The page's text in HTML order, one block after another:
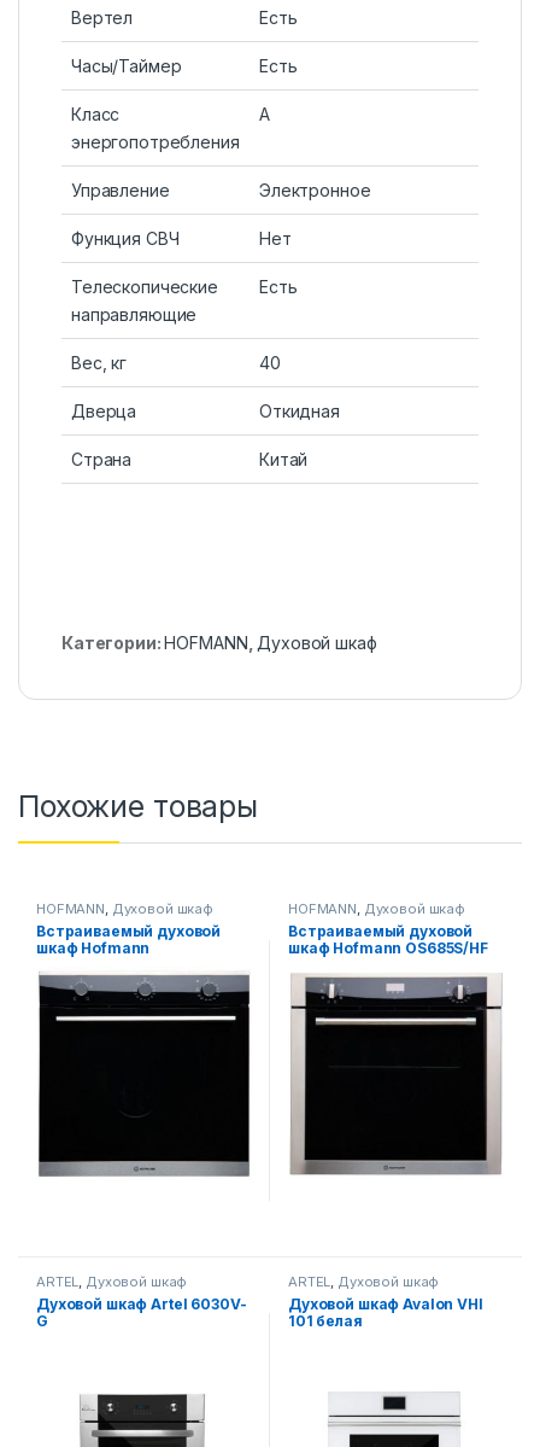
Вертел Есть
Часы/Таймер Есть
Класс
энергопотребления
A
Управление Электронное
Функция СВЧ Нет
Телескопические
направляющие
Есть
Вес, кг 40
Дверца Откидная
Страна Китай
Категории:HOFMANN Духовой шкаф
Похожие товары
HOFMANN, Духовой шкаф
Встраиваемый духовой
шкаф Hofmann
HOFMANN, Духовой шкаф
Встраиваемый духовой
шкаф Hofmann OS685S/HF
ARTEL, Духовой шкаф
Духовой шкаф Artel 6030V-
G
ARTEL, Духовой шкаф
Духовой шкаф Avalon VHI
101 белая